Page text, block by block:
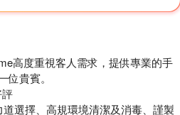
高度重視客人需求，提供專業的手
貴賓。
選擇、高規環境清潔及消毒、謹製